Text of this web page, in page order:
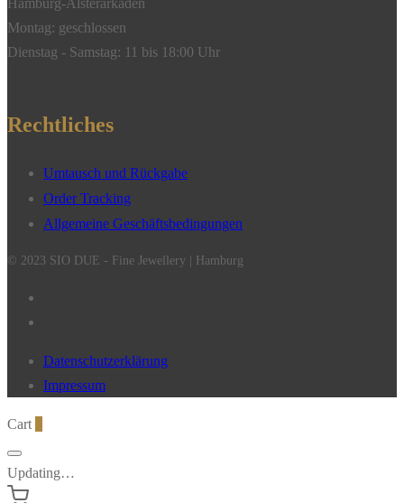
Hamburg-Alsterarkaden
Montag: geschlossen
Dienstag - Samstag: 11 bis 18:00 Uhr
Rechtliches
Umtausch und Rückgabe
Order Tracking
Allgemeine Geschäftsbedingungen
© 2023 SIO DUE - Fine Jewellery | Hamburg
Datenschutzerklärung
Impressum
Cart
Updating…